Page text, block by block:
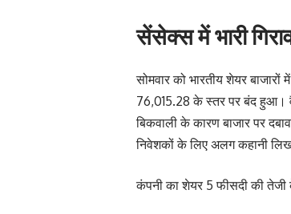
सेंसेक्स में भारी
सोमवार को भारतीय शेयर
76,015.28 के स्तर पर बंद हुआ।
बिकवाली के कारण बाजार पर
निवेशकों के लिए अलग कहानी
कंपनी का शेयर 5 फीसदी की